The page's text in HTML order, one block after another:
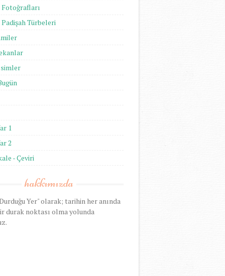
Fotoğrafları
Padişah Türbeleri
1
2
- Çeviri
hakkımızda
Yer" olarak; tarihin her anında
durak noktası olma yolunda